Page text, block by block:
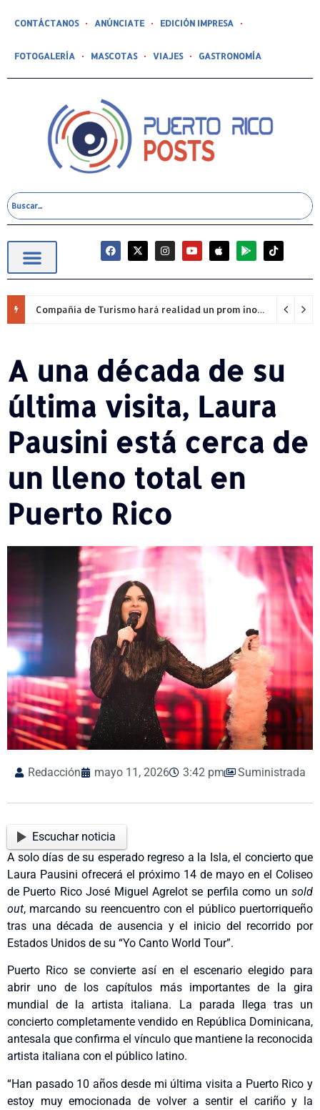
CONTÁCTANOS ANÚNCIATE EDICIÓN IMPRESA
FOTOGALERÍA MASCOTAS VIAJES GASTRONOMÍA
Compañía de Turismo hará realidad un prom inolvidable junto a Jowell para estudiantes de la Escuela Gabriela Mistral
A una década de su
última visita, Laura
Pausini está cerca de
un lleno total en
Puerto Rico
Redacción mayo 11, 2026 3:42 pm Suministrada
Escuchar noticia
A solo días de su esperado regreso a la Isla, el concierto que
Laura Pausini ofrecerá el próximo 14 de mayo en el Coliseo
de Puerto Rico José Miguel Agrelot se perfila como un sold
out, marcando su reencuentro con el público puertorriqueño
tras una década de ausencia y el inicio del recorrido por
Estados Unidos de su “Yo Canto World Tour”.
Puerto Rico se convierte así en el escenario elegido para
abrir uno de los capítulos más importantes de la gira
mundial de la artista italiana. La parada llega tras un
concierto completamente vendido en República Dominicana,
antesala que confirma el vínculo que mantiene la reconocida
artista italiana con el público latino.
“Han pasado 10 años desde mi última visita a Puerto Rico y
estoy muy emocionada de volver a sentir el cariño y la